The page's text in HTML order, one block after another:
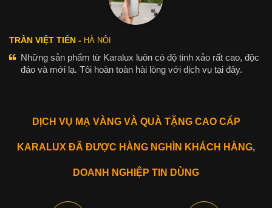
TRẦN VIỆT TIẾN - HÀ NỘI
Những sản phẩm từ Karalux luôn có độ tinh xảo rất cao, độc
đáo và mới lạ. Tôi hoàn toàn hài lòng với dịch vụ tại đây.
DỊCH VỤ MẠ VÀNG VÀ QUÀ TẶNG CAO CẤP
KARALUX ĐÃ ĐƯỢC HÀNG NGHÌN KHÁCH HÀNG,
DOANH NGHIỆP TIN DÙNG